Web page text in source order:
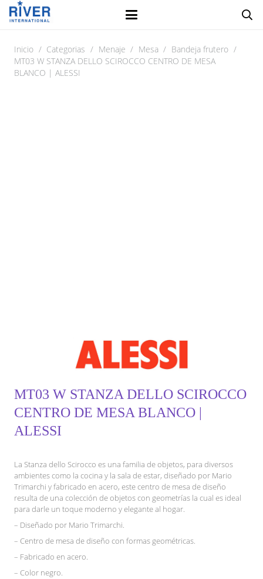
Inicio / Categorias / Menaje / Mesa / Bandeja frutero /
MT03 W STANZA DELLO SCIROCCO CENTRO DE MESA
BLANCO | ALESSI
MT03 W STANZA DELLO SCIROCCO
CENTRO DE MESA BLANCO |
ALESSI
La Stanza dello Scirocco es una familia de objetos, para diversos
ambientes como la cocina y la sala de estar, diseñado por Mario
Trimarchi y fabricado en acero, este centro de mesa de diseño
resulta de una colección de objetos con geometrías la cual es ideal
para darle un toque moderno y elegante al hogar.
– Diseñado por Mario Trimarchi.
– Centro de mesa de diseño con formas geométricas.
– Fabricado en acero.
– Color negro.